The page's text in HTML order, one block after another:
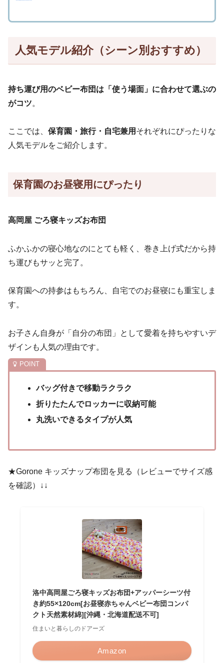
人気モデル紹介（シーン別おすすめ）
持ち運び用のベビー布団は「使う場面」に合わせて選ぶの
がコツ。
ここでは、 保育園・旅行・自宅兼用 それぞれにぴったりな
人気モデルをご紹介します。
保育園のお昼寝用にぴったり
高岡屋 ごろ寝キッズお布団
ふかふかの寝心地なのにとても軽く、巻き上げ式だから持
ち運びもサッと完了。
保育園への持参はもちろん、自宅でのお昼寝にも重宝しま
す。
お子さん自身が「自分の布団」として愛着を持ちやすいデ
ザインも人気の理由です。
バッグ付きで移動ラクラク
折りたたんでロッカーに収納可能
丸洗いできるタイプが人気
★Gorone キッズナップ布団を見る（レビューでサイズ感
を確認）↓↓
洛中高岡屋ごろ寝キッズお布団+アッパーシーツ付
き約55×120cm[お昼寝赤ちゃんベビー布団コンパ
クト天然素材綿][沖縄・北海道配送不可]
住まいと暮らしのドアーズ
Amazon